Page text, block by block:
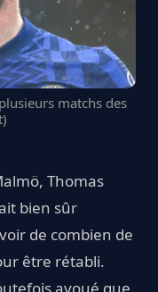
matchs des
Thomas
bien sûr
de combien de
être rétabli.